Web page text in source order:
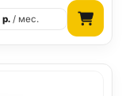
р./ мес.